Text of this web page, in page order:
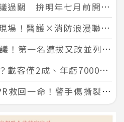
月前開工！台北花蓮2小時生活圈成形
×消防浪漫聯誼 32人配對成功5對
遭拔又改並列 家長怒：難以接受
年虧7000萬 華信喊：真的快飛不下去
手傷撕裂仍不放手 竟救到藝人何篤霖哥哥